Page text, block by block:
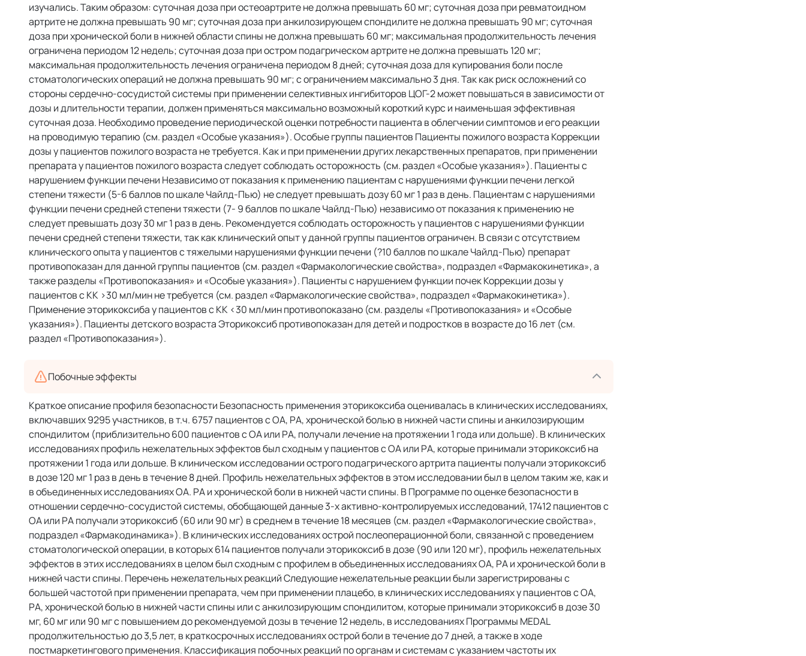
изучались. Таким образом: суточная доза при остеоартрите не должна превышать 60 мг; суточная доза при ревматоидном
артрите не должна превышать 90 мг; суточная доза при анкилозирующем спондилите не должна превышать 90 мг; суточная
доза при хронической боли в нижней области спины не должна превышать 60 мг; максимальная продолжительность лечения
ограничена периодом 12 недель; суточная доза при остром подагрическом артрите не должна превышать 120 мг;
максимальная продолжительность лечения ограничена периодом 8 дней; суточная доза для купирования боли после
стоматологических операций не должна превышать 90 мг; с ограничением максимально 3 дня. Так как риск осложнений со
стороны сердечно-сосудистой системы при применении селективных ингибиторов ЦОГ-2 может повышаться в зависимости от
дозы и длительности терапии, должен применяться максимально возможный короткий курс и наименьшая эффективная
суточная доза. Необходимо проведение периодической оценки потребности пациента в облегчении симптомов и его реакции
на проводимую терапию (см. раздел «Особые указания»). Особые группы пациентов Пациенты пожилого возраста Коррекции
дозы у пациентов пожилого возраста не требуется. Как и при применении других лекарственных препаратов, при применении
препарата у пациентов пожилого возраста следует соблюдать осторожность (см. раздел «Особые указания»). Пациенты с
нарушением функции печени Независимо от показания к применению пациентам с нарушениями функции печени легкой
степени тяжести (5-6 баллов по шкале Чайлд-Пью) не следует превышать дозу 60 мг 1 раз в день. Пациентам с нарушениями
функции печени средней степени тяжести (7- 9 баллов по шкале Чайлд-Пью) независимо от показания к применению не
следует превышать дозу 30 мг 1 раз в день. Рекомендуется соблюдать осторожность у пациентов с нарушениями функции
печени средней степени тяжести, так как клинический опыт у данной группы пациентов ограничен. В связи с отсутствием
клинического опыта у пациентов с тяжелыми нарушениями функции печени (?10 баллов по шкале Чайлд-Пью) препарат
противопоказан для данной группы пациентов (см. раздел «Фармакологические свойства», подраздел «Фармакокинетика», а
также разделы «Противопоказания» и «Особые указания»). Пациенты с нарушением функции почек Коррекции дозы у
пациентов с КК >30 мл/мин не требуется (см. раздел «Фармакологические свойства», подраздел «Фармакокинетика»).
Применение эторикоксиба у пациентов с КК <30 мл/мин противопоказано (см. разделы «Противопоказания» и «Особые
указания»). Пациенты детского возраста Эторикоксиб противопоказан для детей и подростков в возрасте до 16 лет (см.
раздел «Противопоказания»).
Побочные эффекты
Краткое описание профиля безопасности Безопасность применения эторикоксиба оценивалась в клинических исследованиях,
включавших 9295 участников, в т.ч. 6757 пациентов с ОА, РА, хронической болью в нижней части спины и анкилозирующим
спондилитом (приблизительно 600 пациентов с ОА или РА, получали лечение на протяжении 1 года или дольше). В клинических
исследованиях профиль нежелательных эффектов был сходным у пациентов с ОА или РА, которые принимали эторикоксиб на
протяжении 1 года или дольше. В клиническом исследовании острого подагрического артрита пациенты получали эторикоксиб
в дозе 120 мг 1 раз в день в течение 8 дней. Профиль нежелательных эффектов в этом исследовании был в целом таким же, как и
в объединенных исследованиях ОА. РА и хронической боли в нижней части спины. В Программе по оценке безопасности в
отношении сердечно-сосудистой системы, обобщающей данные 3-х активно-контролируемых исследований, 17412 пациентов с
ОА или РА получали эторикоксиб (60 или 90 мг) в среднем в течение 18 месяцев (см. раздел «Фармакологические свойства»,
подраздел «Фармакодинамика»). В клинических исследованиях острой послеоперационной боли, связанной с проведением
стоматологической операции, в которых 614 пациентов получали эторикоксиб в дозе (90 или 120 мг), профиль нежелательных
эффектов в этих исследованиях в целом был сходным с профилем в объединенных исследованиях ОА, РА и хронической боли в
нижней части спины. Перечень нежелательных реакций Следующие нежелательные реакции были зарегистрированы с
большей частотой при применении препарата, чем при применении плацебо, в клинических исследованиях у пациентов с ОА,
РА, хронической болью в нижней части спины или с анкилозирующим спондилитом, которые принимали эторикоксиб в дозе 30
мг, 60 мг или 90 мг с повышением до рекомендуемой дозы в течение 12 недель, в исследованиях Программы MEDAL
продолжительностью до 3,5 лет, в краткосрочных исследованиях острой боли в течение до 7 дней, а также в ходе
постмаркетингового применения. Классификация побочных реакций по органам и системам с указанием частоты их